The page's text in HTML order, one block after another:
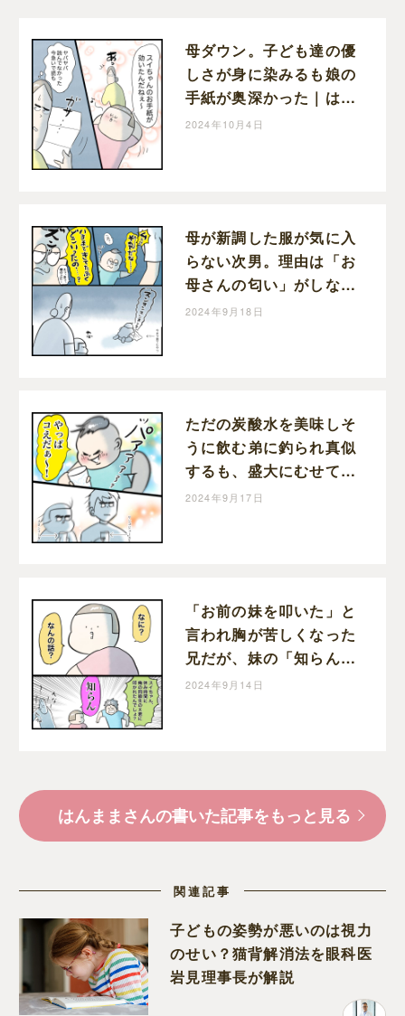
母ダウン。子ども達の優
しさが身に染みるも娘の
手紙が奥深かった｜はん
ままの子育て絵日記
2024年10月4日
母が新調した服が気に入
らない次男。理由は「お
母さんの匂い」がしない
から｜はんままの子育て
2024年9月18日
ただの炭酸水を美味しそ
うに飲む弟に釣られ真似
するも、盛大にむせて後
悔する兄と姉｜はんまま
2024年9月17日
「お前の妹を叩いた」と
言われ胸が苦しくなった
兄だが、妹の「知らん」
で友達の嘘だと判明し苦
2024年9月14日
はんままさんの書いた記事をもっと見る
関連記事
子どもの姿勢が悪いのは視力
のせい？猫背解消法を眼科医
岩見理事長が解説